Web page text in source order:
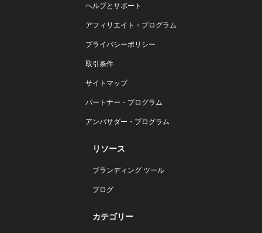
ヘルプとサポート
アフィリエイト・プログラム
プライバシーポリシー
取引条件
サイトマップ
パートナー・プログラム
アンバサダー・プログラム
リソース
ブランディング ツール
ブログ
カテゴリー